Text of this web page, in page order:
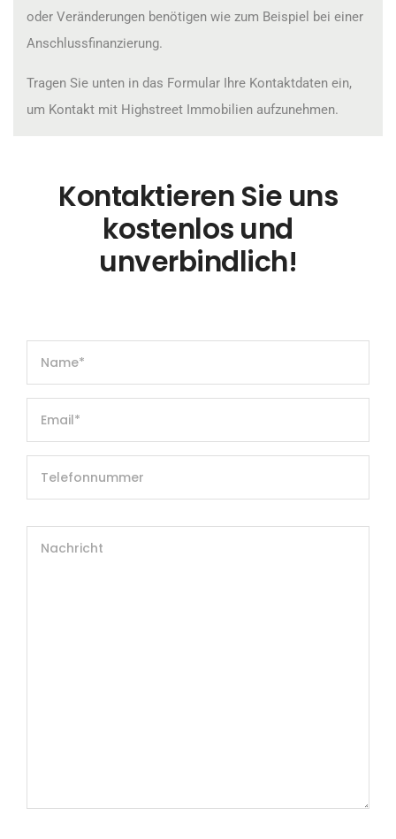
oder Veränderungen benötigen wie zum Beispiel bei einer
Anschlussfinanzierung.
Tragen Sie unten in das Formular Ihre Kontaktdaten ein,
um Kontakt mit Highstreet Immobilien aufzunehmen.
Kontaktieren Sie uns
kostenlos und
unverbindlich!